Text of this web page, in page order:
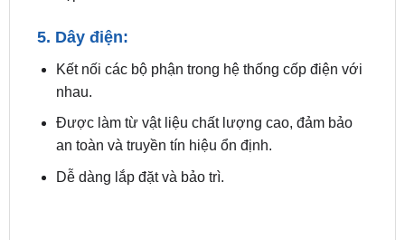
nhau.
Được làm từ vật liệu chất lượng cao, đảm bảo
an toàn và truyền tín hiệu ổn định.
Dễ dàng lắp đặt và bảo trì.